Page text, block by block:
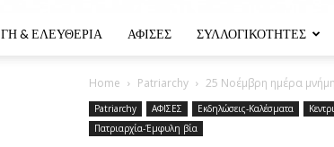
ΓΗ & ΕΛΕΥΘΕΡΙΑ ΑΦΙΣΕΣ ΣΥΛΛΟΓΙΚΟΤΗΤΕΣ
Home Patriarchy 25 Νοέμβρη ημέρα
Patriarchy ΑΦΙΣΕΣ Εκδηλώσεις-Καλέσματα
Πατριαρχία-Έμφυλη βία